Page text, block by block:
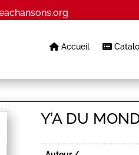
Accueil
Y’A DU